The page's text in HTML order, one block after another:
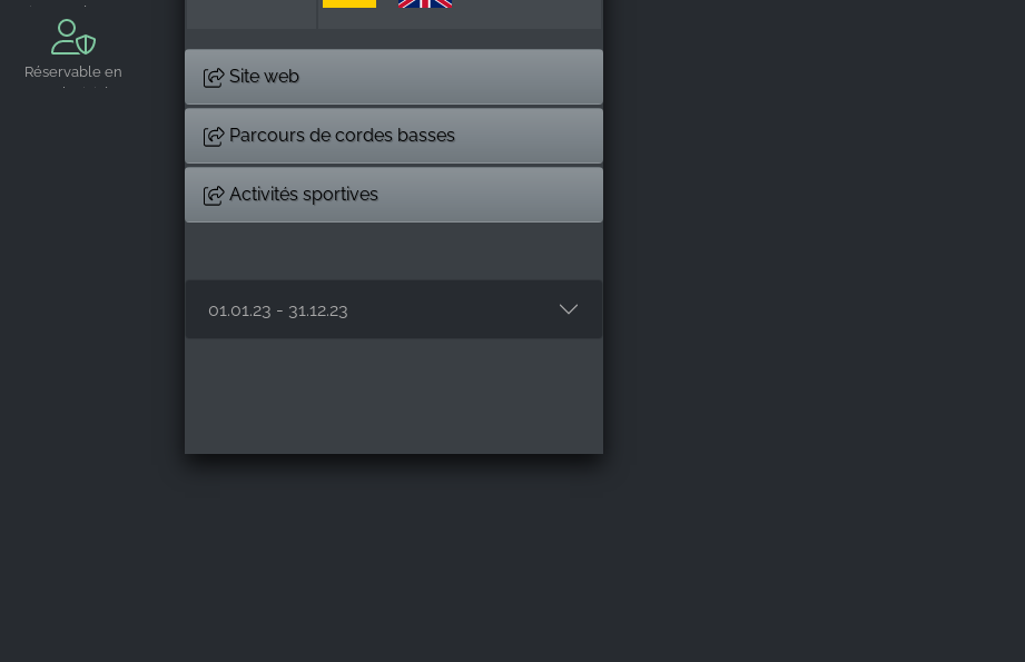
jeunes de 12-
16 ans
Réservable en
exclusivité
Site web
Parcours de cordes basses
Activités sportives
01.01.23 - 31.12.23